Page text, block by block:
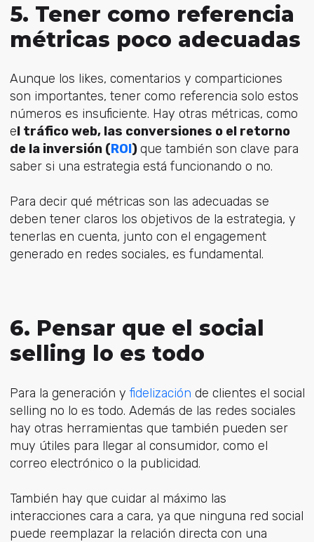
5. Tener como referencia
métricas poco adecuadas
Aunque los likes, comentarios y comparticiones
son importantes, tener como referencia solo estos
números es insuficiente. Hay otras métricas, como
el tráfico web, las conversiones o el retorno
de la inversión (ROI)que también son clave para
saber si una estrategia está funcionando o no.
Para decir qué métricas son las adecuadas se
deben tener claros los objetivos de la estrategia, y
tenerlas en cuenta, junto con el engagement
generado en redes sociales, es fundamental.
6. Pensar que el social
selling lo es todo
Para la generación y fidelización de clientes el social
selling no lo es todo. Además de las redes sociales
hay otras herramientas que también pueden ser
muy útiles para llegar al consumidor, como el
correo electrónico o la publicidad.
También hay que cuidar al máximo las
interacciones cara a cara, ya que ninguna red social
puede reemplazar la relación directa con una